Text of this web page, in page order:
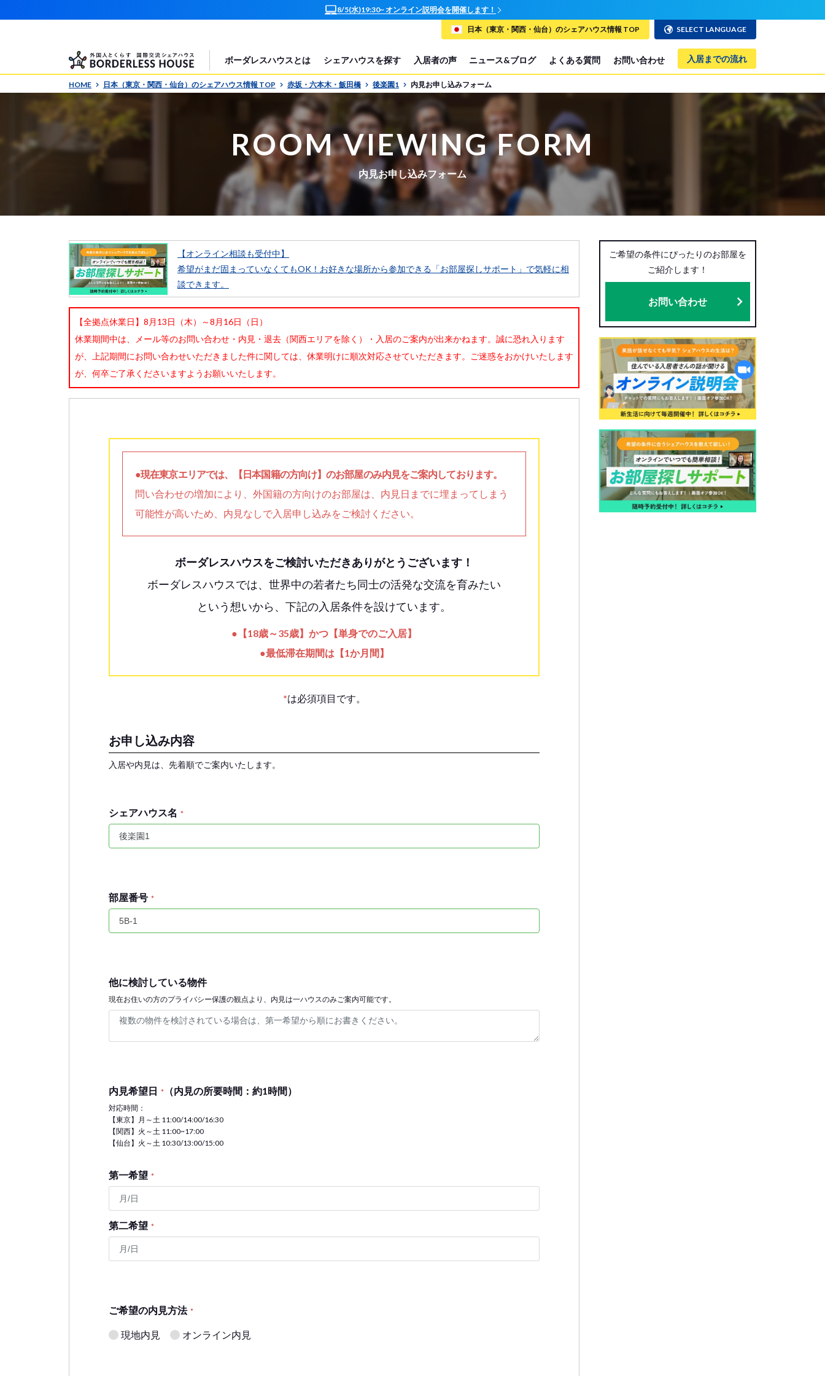
8/5(水)19:30~ オンライン説明会を開催します！
ボーダレスハウスとは シェアハウスを探す 入居者の声 ニュース&ブログ よくある質問 お問い合わせ 入居までの流れ
日本（東京・関西・仙台）のシェアハウス情報 TOP SELECT LANGUAGE
HOME 日本（東京・関西・仙台）のシェアハウス情報 TOP 赤坂・六本木・飯田橋 後楽園1 内見お申し込みフォーム
ROOM VIEWING FORM
内見お申し込みフォーム
【オンライン相談も受付中】
希望がまだ固まっていなくてもOK！お好きな場所から参加できる「お部屋探しサポート」で気軽に相
談できます。
【全拠点休業日】8月13日（木）～8月16日（日）
休業期間中は、メール等のお問い合わせ・内見・退去（関西エリアを除く）・入居のご案内が出来かねます。誠に恐れ入ります
が、上記期間にお問い合わせいただきました件に関しては、休業明けに順次対応させていただきます。ご迷惑をおかけいたします
が、何卒ご了承くださいますようお願いいたします。
●現在東京エリアでは、【日本国籍の方向け】のお部屋のみ内見をご案内しております。
問い合わせの増加により、外国籍の方向けのお部屋は、内見日までに埋まってしまう
可能性が高いため、内見なしで入居申し込みをご検討ください。
ボーダレスハウスをご検討いただきありがとうございます！
ボーダレスハウスでは、世界中の若者たち同士の活発な交流を育みたい
という想いから、下記の入居条件を設けています。
●【18歳～35歳】かつ【単身でのご入居】
●最低滞在期間は【1か月間】
*は必須項目です。
お申し込み内容
入居や内見は、先着順でご案内いたします。
シェアハウス名 *
部屋番号 *
他に検討している物件
現在お住いの方のプライバシー保護の観点より、内見は一ハウスのみご案内可能です。
内見希望日 * （内見の所要時間：約1時間）
対応時間：
【東京】月～土 11:00/14:00/16:30
【関西】火～土 11:00~17:00
【仙台】火～土 10:30/13:00/15:00
第一希望 *
第二希望 *
ご希望の内見方法 *
現地内見 オンライン内見
ご希望の条件にぴったりのお部屋を
ご紹介します！
お問い合わせ